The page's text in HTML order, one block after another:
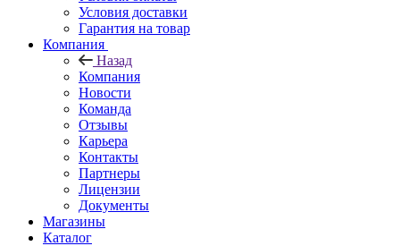
Условия доставки
Гарантия на товар
Компания
Назад
Компания
Новости
Команда
Отзывы
Карьера
Контакты
Партнеры
Лицензии
Документы
Магазины
Каталог